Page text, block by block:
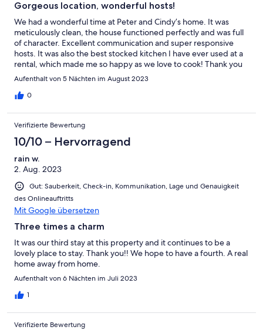
Gorgeous location, wonderful hosts!
We had a wonderful time at Peter and Cindy’s home. It was
meticulously clean, the house functioned perfectly and was full
of character. Excellent communication and super responsive
hosts. It was also the best stocked kitchen I have ever used at a
rental, which made me so happy as we love to cook! Thank you
for a beautiful stay for our family!
Aufenthalt von 5 Nächten im August 2023
0
Verifizierte Bewertung
10/10 – Hervorragend
rain w.
2. Aug. 2023
Gut: Sauberkeit, Check-in, Kommunikation, Lage und Genauigkeit
des Onlineauftritts
Mit Google übersetzen
Three times a charm
It was our third stay at this property and it continues to be a
lovely place to stay. Thank you!! We hope to have a fourth. A real
home away from home.
Aufenthalt von 6 Nächten im Juli 2023
1
Verifizierte Bewertung